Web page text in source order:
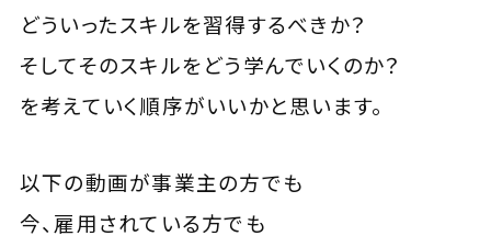
どういったスキルを習得するべきか？
そしてそのスキルをどう学んでいくのか？
を考えていく順序がいいかと思います。
以下の動画が事業主の方でも
今、雇用されている方でも